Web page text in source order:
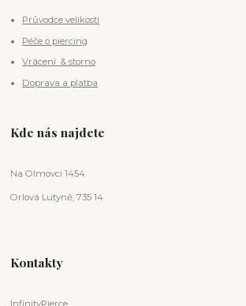
Průvodce velikostí
Péče o piercing
Vrácení & storno
Doprava a platba
Kde nás najdete
Na Olmovci 1454
Orlová Lutyně, 735 14
Kontakty